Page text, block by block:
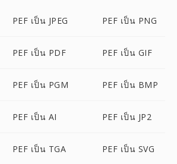
PEF เป็น JPEG PEF เป็น PNG
PEF เป็น PDF PEF เป็น GIF
PEF เป็น PGM PEF เป็น BMP
PEF เป็น AI PEF เป็น JP2
PEF เป็น TGA PEF เป็น SVG